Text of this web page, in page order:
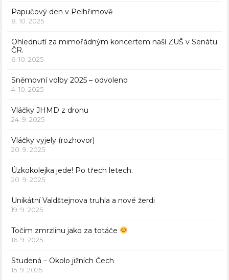
Papučový den v Pelhřimově
8. 10. 2025
Ohlednutí za mimořádným koncertem naší ZUŠ v Senátu
ČR.
6. 10. 2025
Sněmovní volby 2025 – odvoleno
4. 10. 2025
Vláčky JHMD z dronu
24. 9. 2025
Vláčky vyjely (rozhovor)
20. 9. 2025
Úzkokolejka jede! Po třech letech.
20. 9. 2025
Unikátní Valdštejnova truhla a nové žerdi
19. 9. 2025
Točím zmrzlinu jako za totáče
16. 9. 2025
Studená – Okolo jižních Čech
15. 9. 2025